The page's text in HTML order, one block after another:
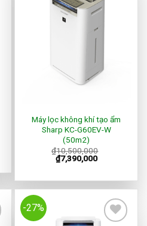
Add to
Máy lọc không khí tạo ẩm
Sharp KC-G60EV-W
(50m2)
₫10,500,000
₫7,390,000
-27%